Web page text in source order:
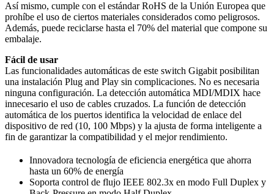
Así mismo, cumple con el estándar RoHS de la Unión Europea que
prohíbe el uso de ciertos materiales considerados como peligrosos.
Además, puede reciclarse hasta el 70% del material que compone su
embalaje.
Fácil de usar
Las funcionalidades automáticas de este switch Gigabit posibilitan
una instalación Plug and Play sin complicaciones. No es necesaria
ninguna configuración. La detección automática MDI/MDIX hace
innecesario el uso de cables cruzados. La función de detección
automática de los puertos identifica la velocidad de enlace del
dispositivo de red (10, 100 Mbps) y la ajusta de forma inteligente a
fin de garantizar la compatibilidad y el mejor rendimiento.
Innovadora tecnología de eficiencia energética que ahorra
hasta un 60% de energía
Soporta control de flujo IEEE 802.3x en modo Full Duplex y